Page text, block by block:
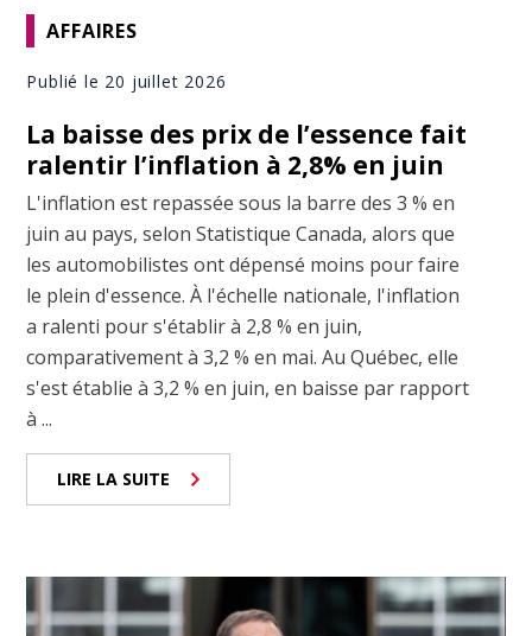
AFFAIRES
Publié le 20 juillet 2026
La baisse des prix de l’essence fait
ralentir l’inflation à 2,8% en juin
L'inflation est repassée sous la barre des 3 % en
juin au pays, selon Statistique Canada, alors que
les automobilistes ont dépensé moins pour faire
le plein d'essence. À l'échelle nationale, l'inflation
a ralenti pour s'établir à 2,8 % en juin,
comparativement à 3,2 % en mai. Au Québec, elle
s'est établie à 3,2 % en juin, en baisse par rapport
à ...
LIRE LA SUITE